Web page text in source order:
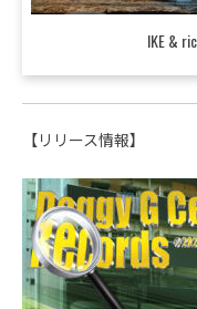
IKE &
【リリース情報】